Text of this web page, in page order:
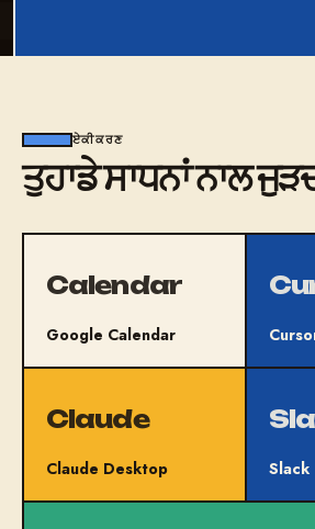
ਏਕੀਕਰਣ
ਤੁਹਾਡੇ ਸਾਧਨਾਂ ਨਾਲ
Google Calendar
Claude Desktop Slack